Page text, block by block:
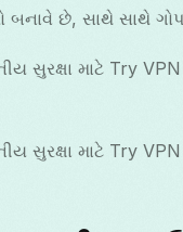
બનાવે છે, સાથે સાથે
સુરક્ષા માટે Try
સુરક્ષા માટે Try